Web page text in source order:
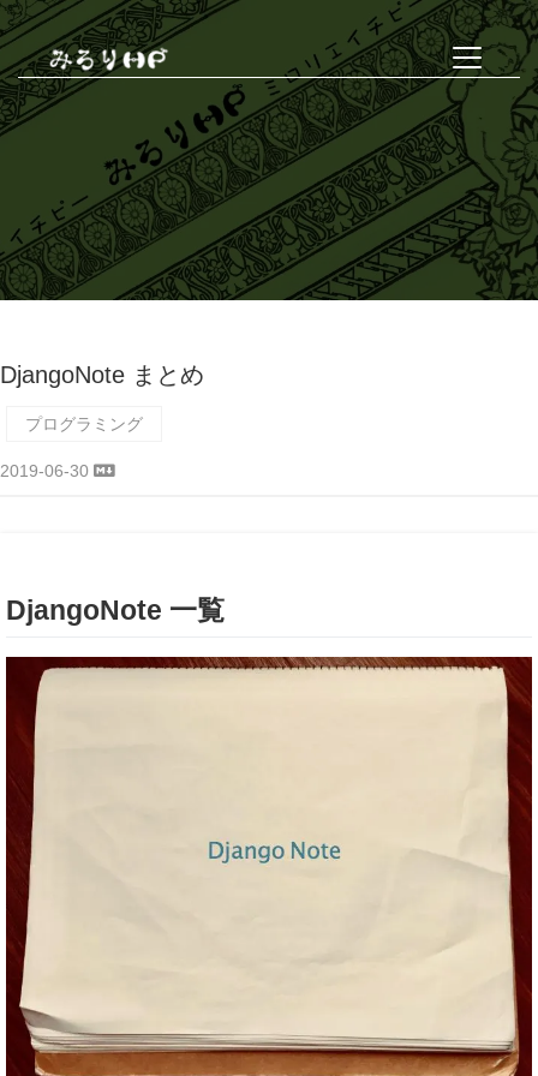
DjangoNote まとめ
プログラミング
2019-06-30
DjangoNote 一覧